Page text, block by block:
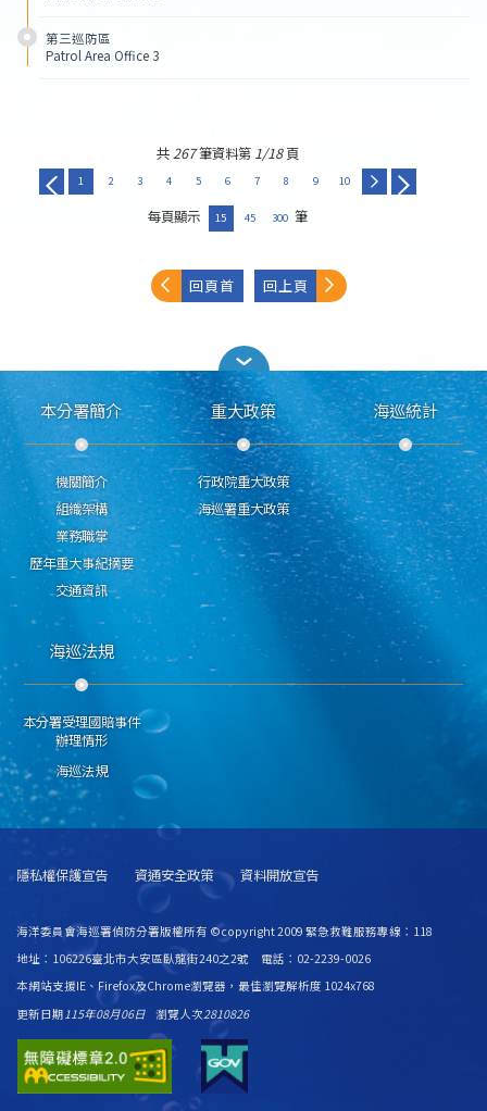
第三巡防區
Patrol Area Office 3
共267筆資料第 1/18頁
1 2 3 4 5 6 7 8 9 10
每頁顯示 15 45 300 筆
回頁首 回上頁
本分署簡介
機關簡介
組織架構
業務職掌
歷年重大事紀摘要
交通資訊
重大政策
行政院重大政策
海巡署重大政策
海巡統計
海巡法規
本分署受理國賠事件
辦理情形
海巡法規
隱私權保護宣告 資通安全政策 資料開放宣告
海洋委員會海巡署偵防分署版權所有 ©copyright 2009 緊急救難服務專線：118
地址：106226臺北市大安區臥龍街240之2號 電話：02-2239-0026
本網站支援IE、Firefox及Chrome瀏覽器，最佳瀏覽解析度 1024x768
更新日期115年08月06日 瀏覽人次2810826